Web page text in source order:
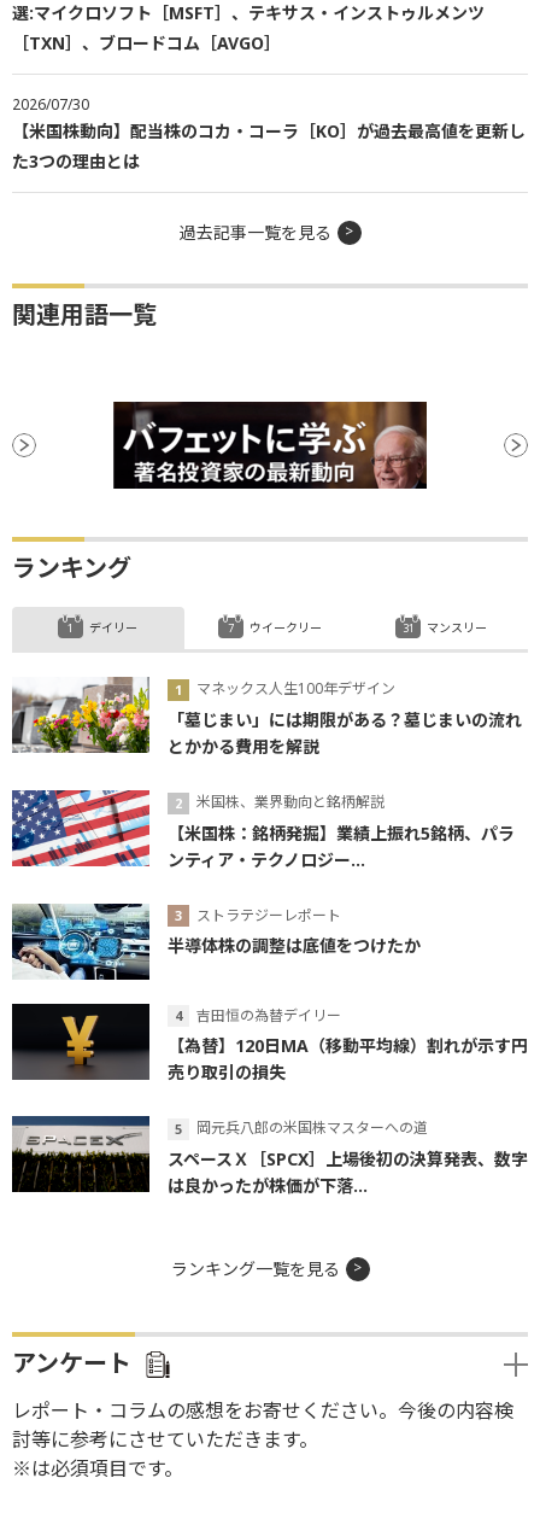
選:マイクロソフト［MSFT］、テキサス・インストゥルメンツ
［TXN］、ブロードコム［AVGO］
2026/07/30
【米国株動向】配当株のコカ・コーラ［KO］が過去最高値を更新し
た3つの理由とは
過去記事一覧を見る
関連用語一覧
ランキング
デイリー
マネックス人生100年デザイン
「墓じまい」には期限がある？墓じまいの流れ
とかかる費用を解説
米国株、業界動向と銘柄解説
【米国株：銘柄発掘】業績上振れ5銘柄、パラ
ンティア・テクノロジー...
ストラテジーレポート
半導体株の調整は底値をつけたか
吉田恒の為替デイリー
【為替】120日MA（移動平均線）割れが示す円
売り取引の損失
岡元兵八郎の米国株マスターへの道
スペースＸ［SPCX］上場後初の決算発表、数字
は良かったが株価が下落...
ウイークリー マンスリー
ランキング一覧を見る
アンケート
レポート・コラムの感想をお寄せください。今後の内容検
討等に参考にさせていただきます。
※は必須項目です。